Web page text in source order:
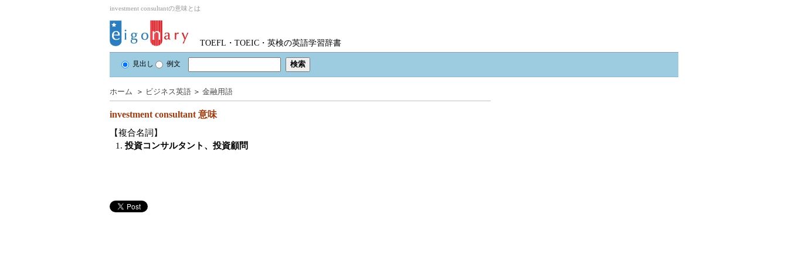
investment consultantの意味とは
TOEFL・TOEIC・英検の英語学習辞書
見出し 例文
ホーム ＞ ビジネス英語 ＞ 金融用語
investment consultant 意味
【複合名詞】
1. 投資コンサルタント、投資顧問